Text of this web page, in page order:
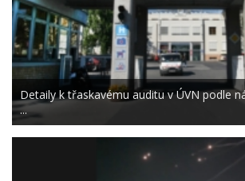
Detaily k třaskavému auditu v ÚVN podle
...